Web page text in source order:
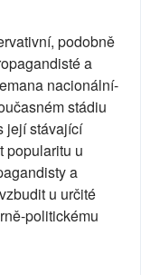
podobně
a
nacionální-
stádiu
její stávající
popularitu u
a
u určité
politickému